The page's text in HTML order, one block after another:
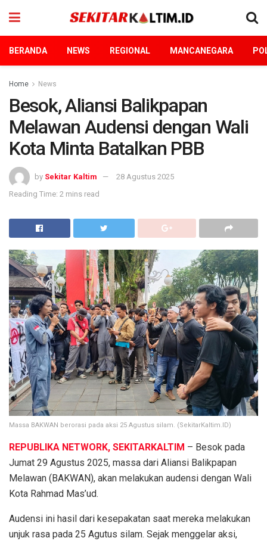
BERANDA NEWS REGIONAL MANCANEGARA
Home News
Besok, Aliansi Balikpapan
Melawan Audensi dengan Wali
Kota Minta Batalkan PBB
by Sekitar Kaltim
28 Agustus 2025
Reading Time: 2 mins read
Massa BAKWAN berorasi pada aksi 25 Agustus silam. (SekitarKaltim.ID)
REPUBLIKA NETWORK, SEKITARKALTIM – Besok pada
Jumat 29 Agustus 2025, massa dari Aliansi Balikpapan
Melawan (BAKWAN), akan melakukan audensi dengan Wali
Kota Rahmad Mas’ud.
Audensi ini hasil dari kesepakatan saat mereka melakukan
unjuk rasa pada 25 Agutus silam. Sejak menggelar aksi,